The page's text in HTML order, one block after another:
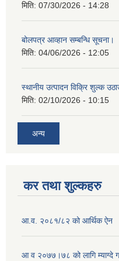
मिति: 07/30/2026 - 14:28
बोलपत्र आव्हान सम्बन्धि सूचना।
मिति: 04/06/2026 - 12:05
स्थानीय उत्पादन विक्रि शुल्क
मिति: 02/10/2026 - 10:15
अन्य
कर तथा शुल्कहरु
आ.व. २०८१/८२ को आर्थिक ऐन
आ व २०७७।७८ को लागि म्याग्दे